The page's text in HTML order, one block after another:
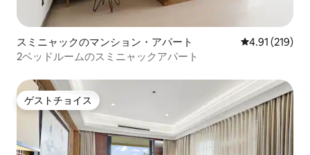
スミニャックのマンション・アパート レビュー219
4.91 (219)
2ベッドルームのスミニャックアパート
ゲストチョイス
ゲストチョイス